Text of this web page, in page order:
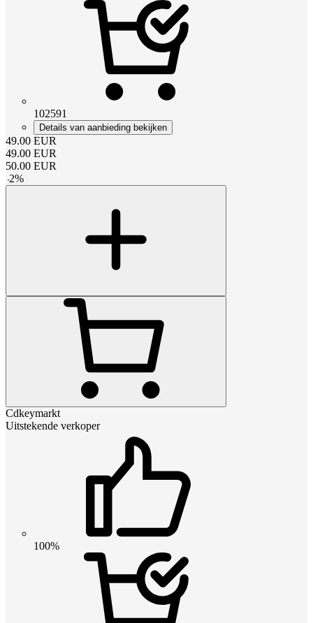
102591
Details van aanbieding bekijken
49.00 EUR
49.00 EUR
50.00 EUR
-2%
Cdkeymarkt
Uitstekende verkoper
100%